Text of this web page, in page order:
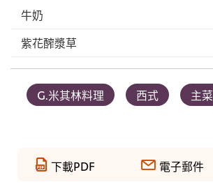
牛奶
紫花醡漿草
G.米其林料理 西式 主菜
下載PDF 電子郵件